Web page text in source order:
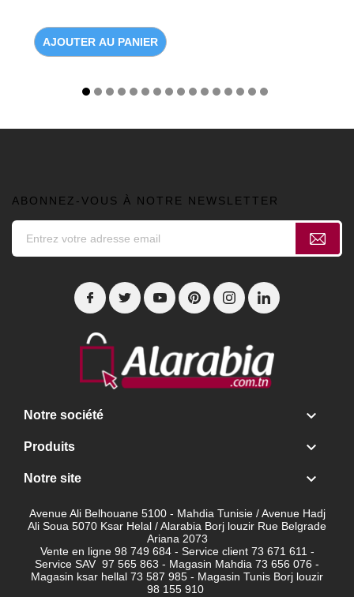
AJOUTER AU PANIER
ABONNEZ-VOUS À NOTRE NEWSLETTER
Notre société 
Produits 
Notre site 
Avenue Ali Belhouane 5100 - Mahdia Tunisie / Avenue Hadj
Ali Soua 5070 Ksar Helal / Alarabia Borj louzir Rue Belgrade
Ariana 2073
Vente en ligne 98 749 684 - Service client 73 671 611 -
Service SAV 97 565 863 - Magasin Mahdia 73 656 076 -
Magasin ksar hellal 73 587 985 - Magasin Tunis Borj louzir
98 155 910